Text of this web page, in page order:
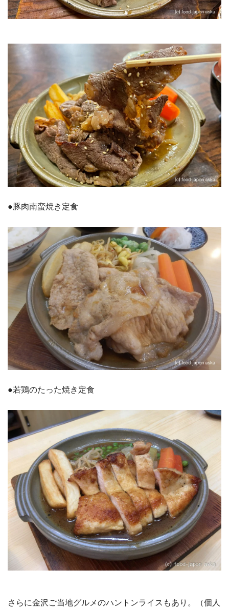
●豚肉南蛮焼き定食
●若鶏のたった焼き定食
さらに金沢ご当地グルメのハントンライスもあり。（個人